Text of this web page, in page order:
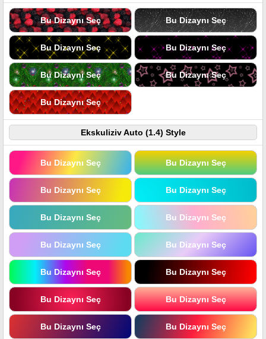
Bu Dizaynı Seç Bu Dizaynı Seç
Bu Dizaynı Seç Bu Dizaynı Seç
Bu Dizaynı Seç Bu Dizaynı Seç
Bu Dizaynı Seç
Ekskuliziv Auto (1.4) Style
Bu Dizaynı Seç Bu Dizaynı Seç
Bu Dizaynı Seç Bu Dizaynı Seç
Bu Dizaynı Seç Bu Dizaynı Seç
Bu Dizaynı Seç Bu Dizaynı Seç
Bu Dizaynı Seç Bu Dizaynı Seç
Bu Dizaynı Seç Bu Dizaynı Seç
Bu Dizaynı Seç Bu Dizaynı Seç